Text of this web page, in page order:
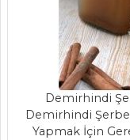
Demirhindi
Demirhindi
Yapmak İçin